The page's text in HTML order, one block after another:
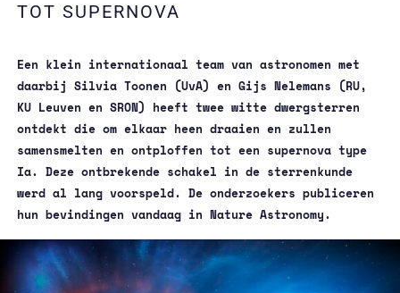
TOT SUPERNOVA
Een klein internationaal team van astronomen met
daarbij Silvia Toonen (UvA) en Gijs Nelemans (RU,
KU Leuven en SRON) heeft twee witte dwergsterren
ontdekt die om elkaar heen draaien en zullen
samensmelten en ontploffen tot een supernova type
Ia. Deze ontbrekende schakel in de sterrenkunde
werd al lang voorspeld. De onderzoekers publiceren
hun bevindingen vandaag in Nature Astronomy.